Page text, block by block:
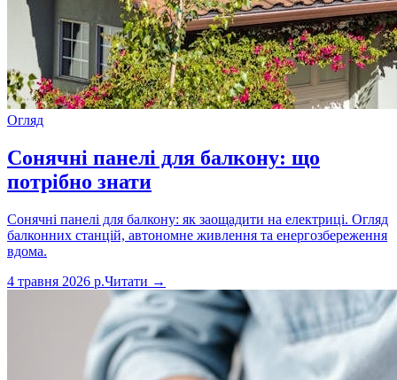
Огляд
Сонячні панелі для балкону: що
потрібно знати
Сонячні панелі для балкону: як заощадити на електриці. Огляд
балконних станцій, автономне живлення та енергозбереження
вдома.
4 травня 2026 р.Читати →